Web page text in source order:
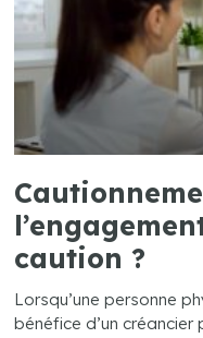
caution ?
Lorsqu’une personne
bénéfice d’un